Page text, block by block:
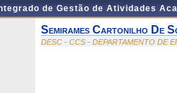
de Gestão de Atividades
Semirames Cartonilho De
DESC - CCS - DEPARTAMENTO DE